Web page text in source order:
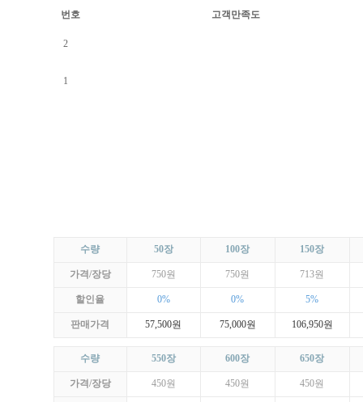
번호 고객만족도
2
1
수량 50장 100장 150장
가격/장당 750원 750원 713원
할인율 0% 0% 5%
판매가격 57,500원 75,000원 106,950원
수량 550장 600장 650장
가격/장당 450원 450원 450원